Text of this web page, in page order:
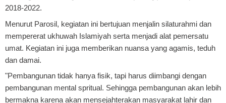
2018-2022.
Menurut Parosil, kegiatan ini bertujuan menjalin silaturahmi dan
mempererat ukhuwah Islamiyah serta menjadi alat pemersatu
umat. Kegiatan ini juga memberikan nuansa yang agamis, teduh
dan damai.
"Pembangunan tidak hanya fisik, tapi harus diimbangi dengan
pembangunan mental spritual. Sehingga pembangunan akan lebih
bermakna karena akan mensejahterakan masyarakat lahir dan